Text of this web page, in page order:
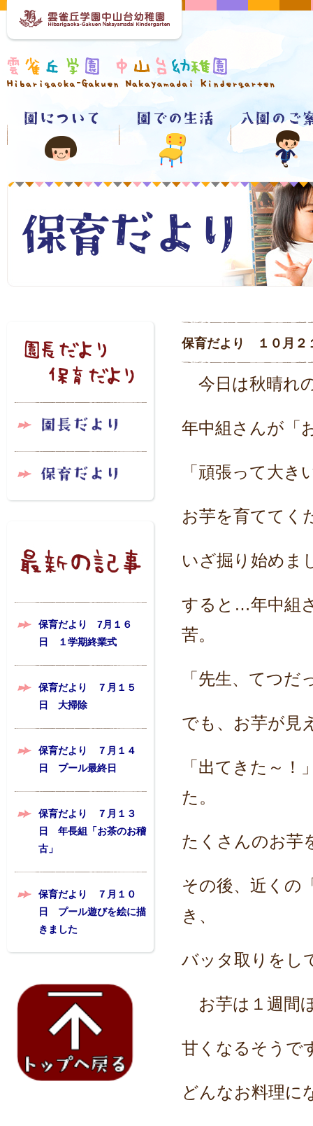
保育だより 7月１６
日 １学期終業式
保育だより ７月１５
日 大掃除
保育だより ７月１４
日 プール最終日
保育だより ７月１３
日 年長組「お茶のお稽
古」
保育だより ７月１０
日 プール遊びを絵に描
きました
保育だより １０月
今日は秋晴れ
年中組さんが「
「頑張って大
お芋を育ててく
いざ掘り始めま
すると…年中組
苦。
「先生、てつ
でも、お芋が見
「出てきた～
た。
たくさんのお芋
その後、近くの
き、
バッタ取りをし
お芋は１週間
甘くなるそうで
どんなお料理に